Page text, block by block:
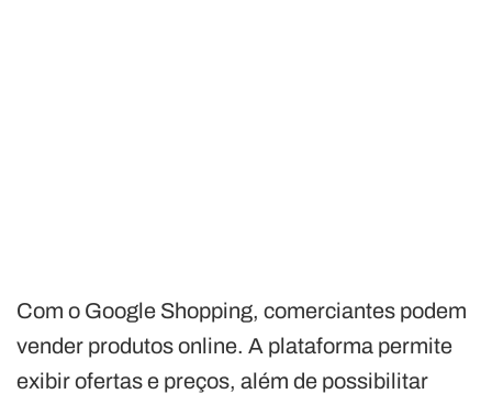
Com o Google Shopping, comerciantes podem
vender produtos online. A plataforma permite
exibir ofertas e preços, além de possibilitar